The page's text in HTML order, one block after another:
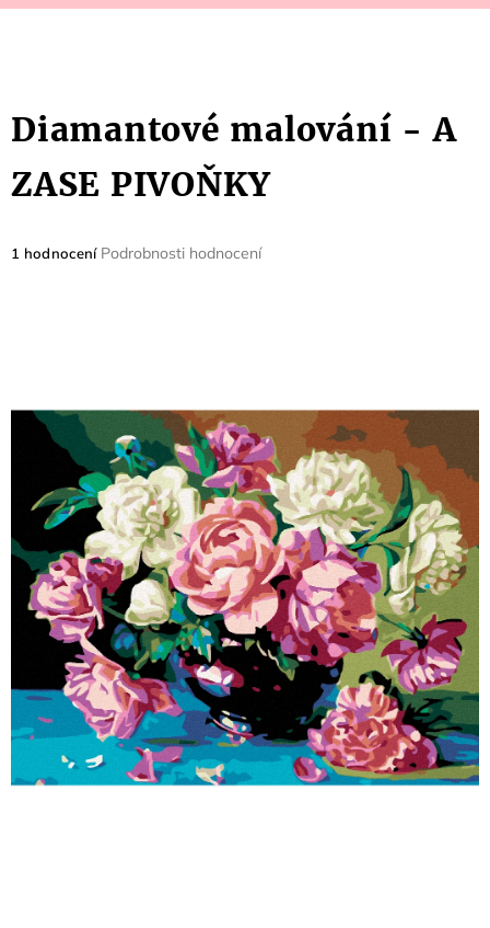
Diamantové malování - A
ZASE PIVOŇKY
Průměrné
1 hodnocení Podrobnosti hodnocení